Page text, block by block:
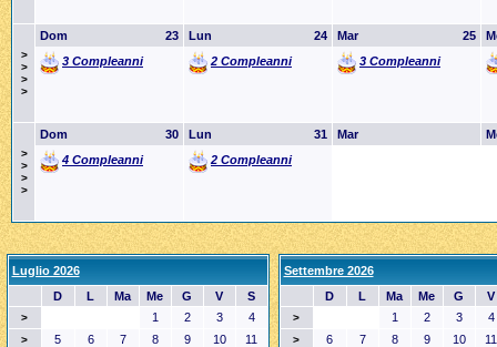
>
>
>
>
23
Dom
3 Compleanni
24
Lun
2 Compleanni
25
Mar
3 Compleanni
>
>
>
>
30
Dom
4 Compleanni
31
Lun
2 Compleanni
Mar
Luglio 2026
D
L Ma Me G V S
> 1 2 3 4
> 5 6 7 8 9 10 11
Settembre 2026
D
L Ma Me G V
> 1 2 3 4
> 6 7 8 9 10 11